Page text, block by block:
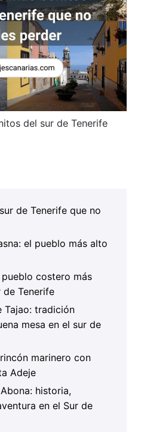
del sur de Tenerife
de Tenerife que no
el pueblo más alto
costero más
Tenerife
Tajao: tradición
mesa en el sur de
marinero con
Adeje
historia,
en el Sur de